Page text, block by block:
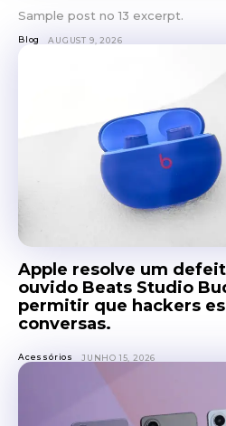
Sample post no 13 excerpt.
Blog AUGUST 9, 2026
Apple resolve um
ouvido Beats Studio
permitir que hackers
conversas.
Acessórios JUNHO 15, 2026